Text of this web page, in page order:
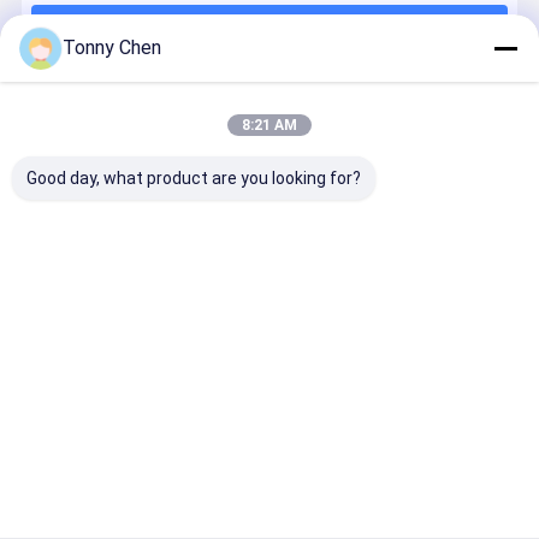
Máy khắc laser CO2
Máy khắc laser sợi quang
Máy khắc laser tinh thể 3D
Danh Mục Của Chúng Tôi
Tonny Chen
8:21 AM
Good day, what product are you looking for?